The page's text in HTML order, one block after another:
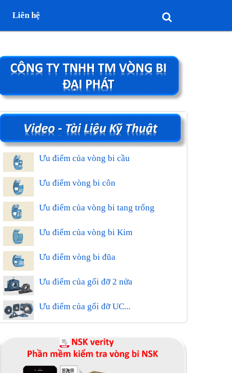
Liên hệ
Ưu điểm của vòng bi cầu
Ưu điểm vòng bi côn
Ưu điểm của vòng bi tang trống
Ưu điểm của vòng bi Kim
Ưu điểm vòng bi đũa
Ưu điểm của gối đỡ 2 nửa
Ưu điểm của gối đỡ UC...